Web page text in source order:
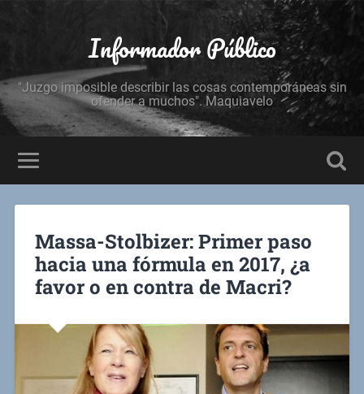
Informador Público
"Juzgo imposible describir las cosas contemporáneas sin
ofender a muchos". Maquiavelo
Massa-Stolbizer: Primer paso
hacia una fórmula en 2017, ¿a
favor o en contra de Macri?